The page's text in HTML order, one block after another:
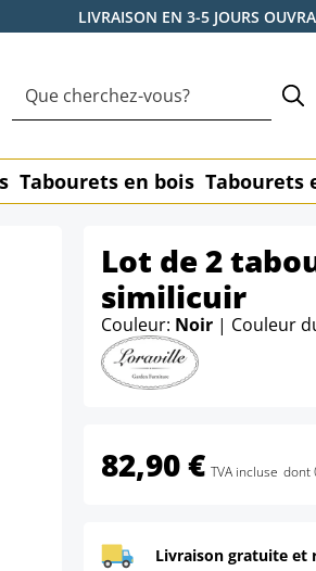
LIVRAISON EN 3-5 JOURS
Tabourets en bois Tabourets
Lot de 2
similicuir
Couleur: Noir | Couleur
82,90 € TVA incluse dont
Livraison gratuite et